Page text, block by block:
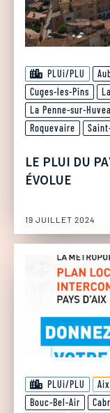
PLUi/PLU
Cuges-les-Pins
La Penne-sur-
Roquevaire
LE PLUI DU
ÉVOLUE
19 JUILLET 2024
PLUi/PLU
Bouc-Bel-Air